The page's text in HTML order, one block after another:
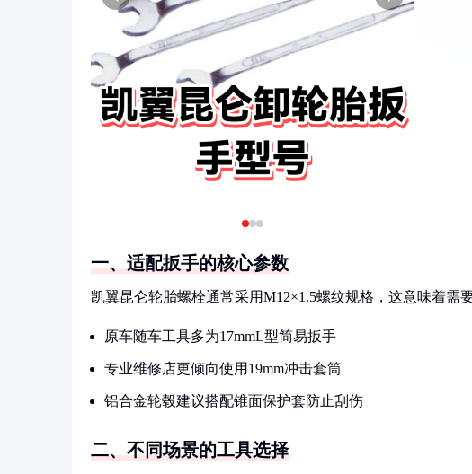
一、适配扳手的核心参数
凯翼昆仑轮胎螺栓通常采用M12×1.5螺纹规格，这意味着需
原车随车工具多为17mmL型简易扳手
专业维修店更倾向使用19mm冲击套筒
铝合金轮毂建议搭配锥面保护套防止刮伤
二、不同场景的工具选择